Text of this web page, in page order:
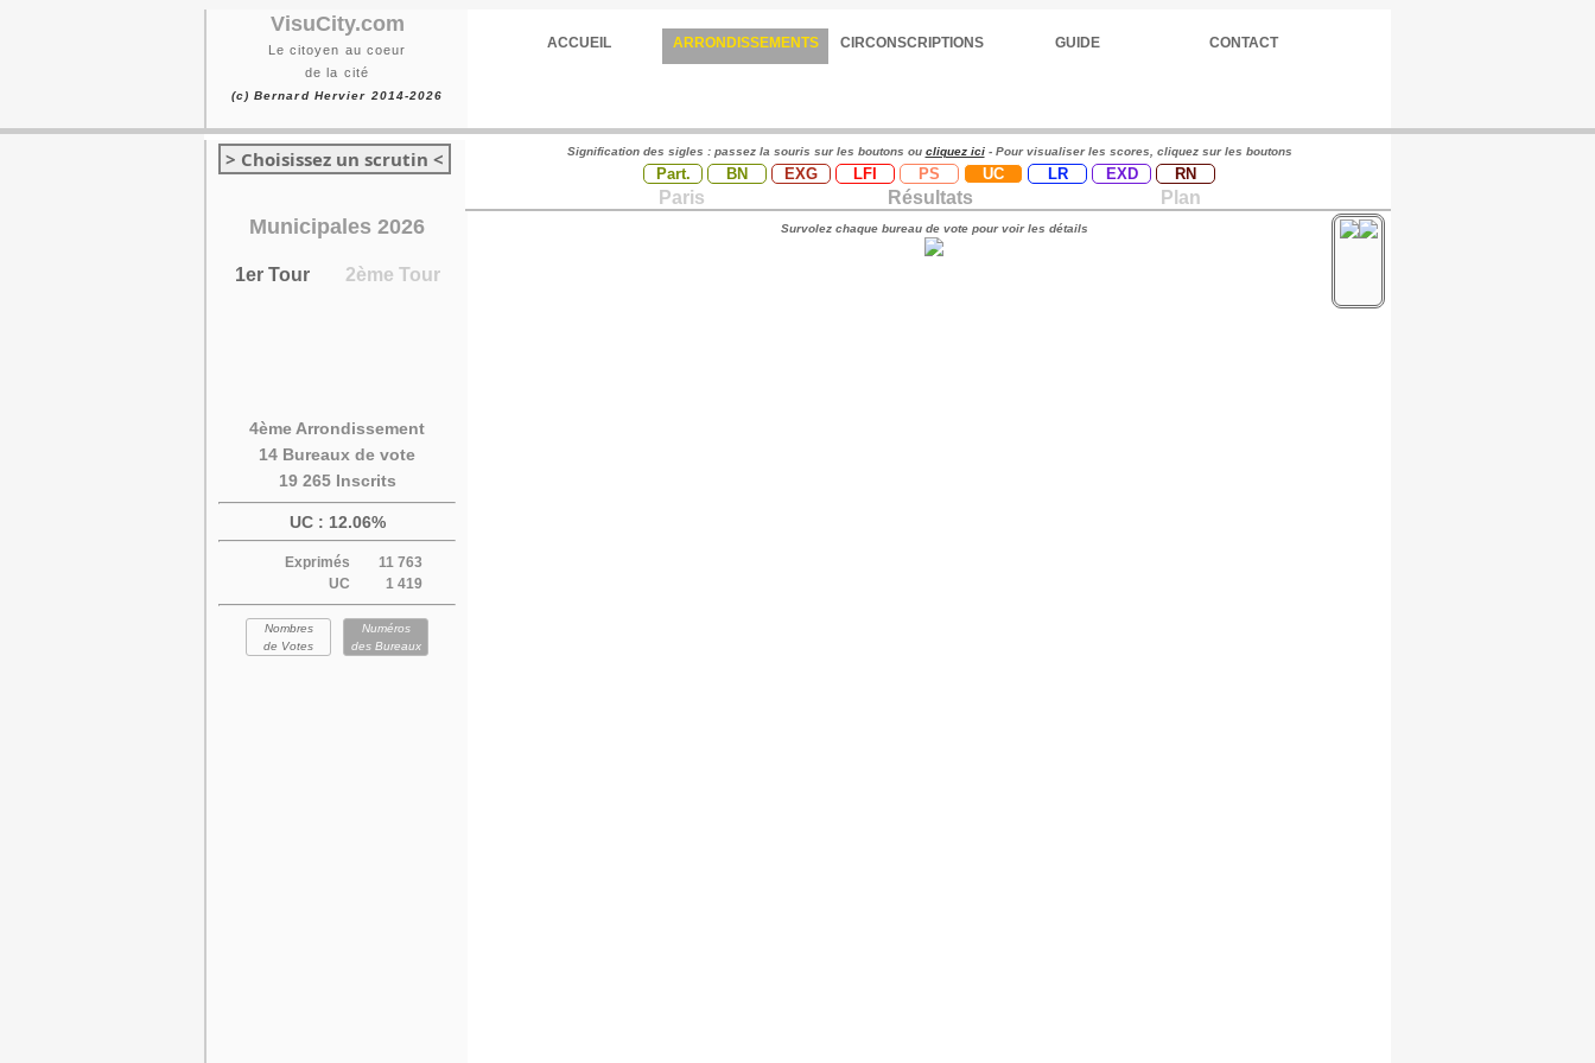
VisuCity.com
Le citoyen au coeur
de la cité
(c) Bernard Hervier 2014-2026
ACCUEIL ARRONDISSEMENTS CIRCONSCRIPTIONS GUIDE CONTACT
> Choisissez un scrutin <
Municipales 2026
1er Tour 2ème Tour
4ème Arrondissement
14 Bureaux de vote
19 265 Inscrits
UC : 12.06%
Exprimés
11 763
UC
1 419
Nombres
de Votes
Numéros
des Bureaux
Signification des sigles : passez la souris sur les boutons ou cliquez ici- Pour visualiser les scores, cliquez sur les boutons
Part. BN EXG LFI PS UC LR EXD RN
Paris Résultats Plan
Survolez chaque bureau de vote pour voir les détails